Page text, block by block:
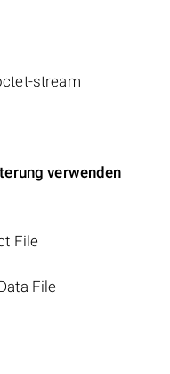
stream
verwenden
File
File